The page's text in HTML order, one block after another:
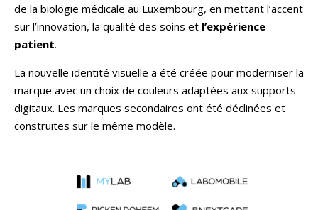
de la biologie médicale au Luxembourg, en mettant l’accent
sur l’innovation, la qualité des soins et l’expérience
patient.
La nouvelle identité visuelle a été créée pour moderniser la
marque avec un choix de couleurs adaptées aux supports
digitaux. Les marques secondaires ont été déclinées et
construites sur le même modèle.